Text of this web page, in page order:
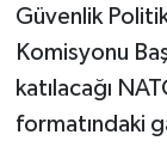
Güvenlik
Komisyonu
katılacağı
formatındaki